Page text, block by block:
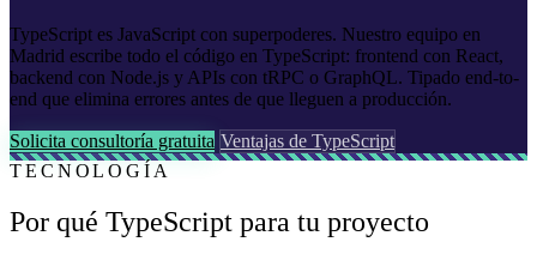
TypeScript es JavaScript con superpoderes. Nuestro equipo en
Madrid escribe todo el código en TypeScript: frontend con React,
backend con Node.js y APIs con tRPC o GraphQL. Tipado end-to-
end que elimina errores antes de que lleguen a producción.
Solicita consultoría gratuita Ventajas de TypeScript
TECNOLOGÍA
Por qué TypeScript para tu proyecto